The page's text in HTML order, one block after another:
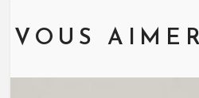
VOUS